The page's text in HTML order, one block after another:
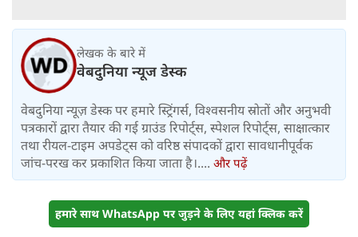
लेखक के बारे में
वेबदुनिया न्यूज डेस्क
वेबदुनिया न्यूज़ डेस्क पर हमारे स्ट्रिंगर्स, विश्वसनीय स्रोतों और अनुभवी
पत्रकारों द्वारा तैयार की गई ग्राउंड रिपोर्ट्स, स्पेशल रिपोर्ट्स, साक्षात्कार
तथा रीयल-टाइम अपडेट्स को वरिष्ठ संपादकों द्वारा सावधानीपूर्वक
जांच-परख कर प्रकाशित किया जाता है।.... और पढ़ें
हमारे साथ WhatsApp पर जुड़ने के लिए यहां क्लिक करें